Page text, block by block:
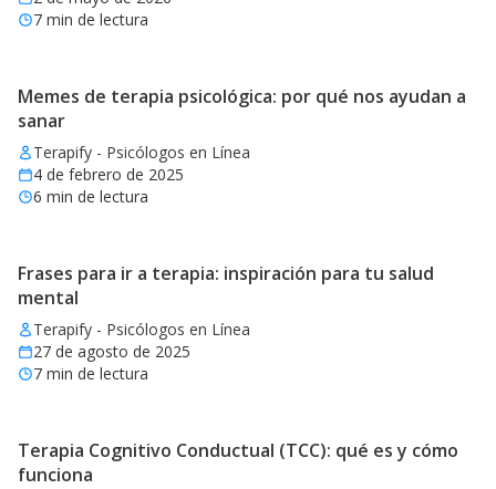
7 min de lectura
Memes de terapia psicológica: por qué nos ayudan a
sanar
Terapify - Psicólogos en Línea
4 de febrero de 2025
6 min de lectura
Frases para ir a terapia: inspiración para tu salud
mental
Terapify - Psicólogos en Línea
27 de agosto de 2025
7 min de lectura
Terapia Cognitivo Conductual (TCC): qué es y cómo
funciona